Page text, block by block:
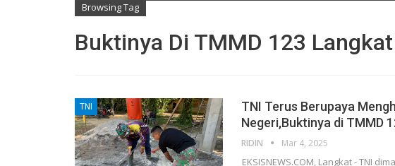
Browsing Tag
Buktinya Di TMMD 123 Langkat
TNI
TNI Terus Berupaya
Negeri,Buktinya di TMMD
RIDIN Mar 4, 2025
EKSISNEWS.COM, Langkat - TNI